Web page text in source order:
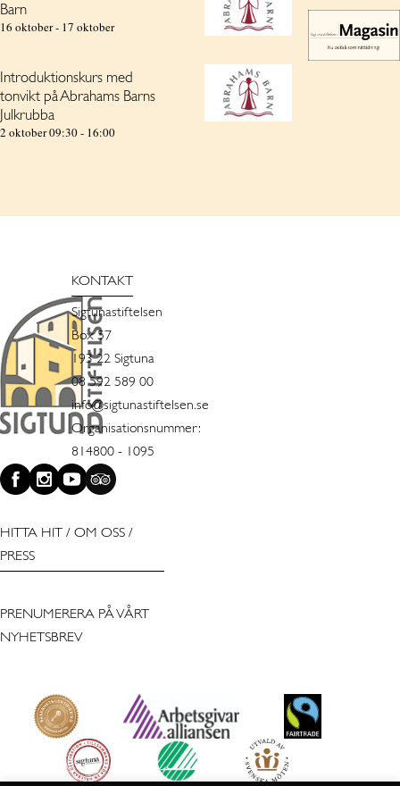
Barn
16 oktober- 17 oktober
Introduktionskurs med
tonvikt på Abrahams Barns
Julkrubba
2 oktober 09:30- 16:00
KONTAKT
Sigtunastiftelsen
Box 57
193 22 Sigtuna
08 592 589 00
info@sigtunastiftelsen.se
Organisationsnummer:
814800 - 1095
HITTA HIT / OM OSS /
PRESS
PRENUMERERA PÅ VÅRT
NYHETSBREV